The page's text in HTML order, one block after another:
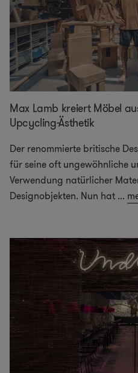
Max Lamb kreiert Möbel
Upcycling-Ästhetik
Der renommierte britische
für seine oft ungewöhnliche
Verwendung natürlicher
Designobjekten. Nun hat ...